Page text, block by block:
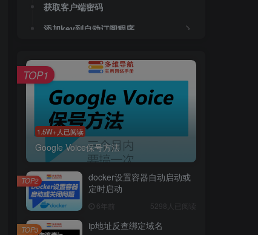
获取客户端密码
添加key到自动订阅程序
关闭双重验证
其他保号方式
1.5W+人已阅读
Google Voice保号方法
TOP1
docker设置容器自动启动或
定时启动
6年前 5298人已阅读
TOP2
ip地址反查绑定域名
TOP3